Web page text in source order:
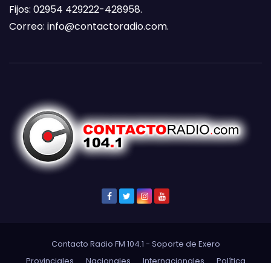
Fijos: 02954 429222-428958.
Correo: info@contactoradio.com.
Contacto Radio FM 104.1 - Soporte de Exero